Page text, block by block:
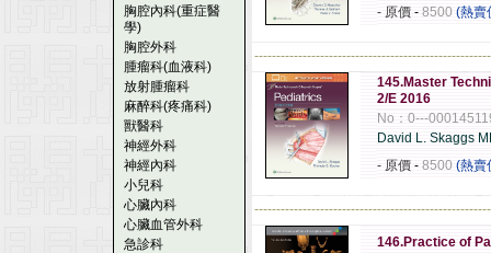
胸腔內科(重症醫
學)
胸腔外科
腫瘤科(血液科)
放射腫瘤科
麻醉科(疼痛科)
獸醫科
神經外科
神經內科
小兒科
心臟內科
心臟血管外科
急診科
- 原價 - 8500 (熱賣
145.Master
2/E 2016
No：0---
David L. Skaggs
- 原價 - 8500 (熱賣
146.Practice of